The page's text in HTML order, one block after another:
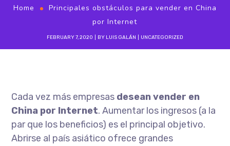
Home
Principales obstáculos para vender en China
por Internet
FEBRUARY 7, 2020 BY LUIS GALÁN UNCATEGORIZED
Cada vez más empresas desean vender en
China por Internet. Aumentar los ingresos (a la
par que los beneficios) es el principal objetivo.
Abrirse al país asiático ofrece grandes